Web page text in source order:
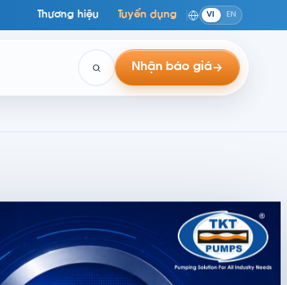
Thương hiệu Tuyển dụng VI EN
Nhận báo giá